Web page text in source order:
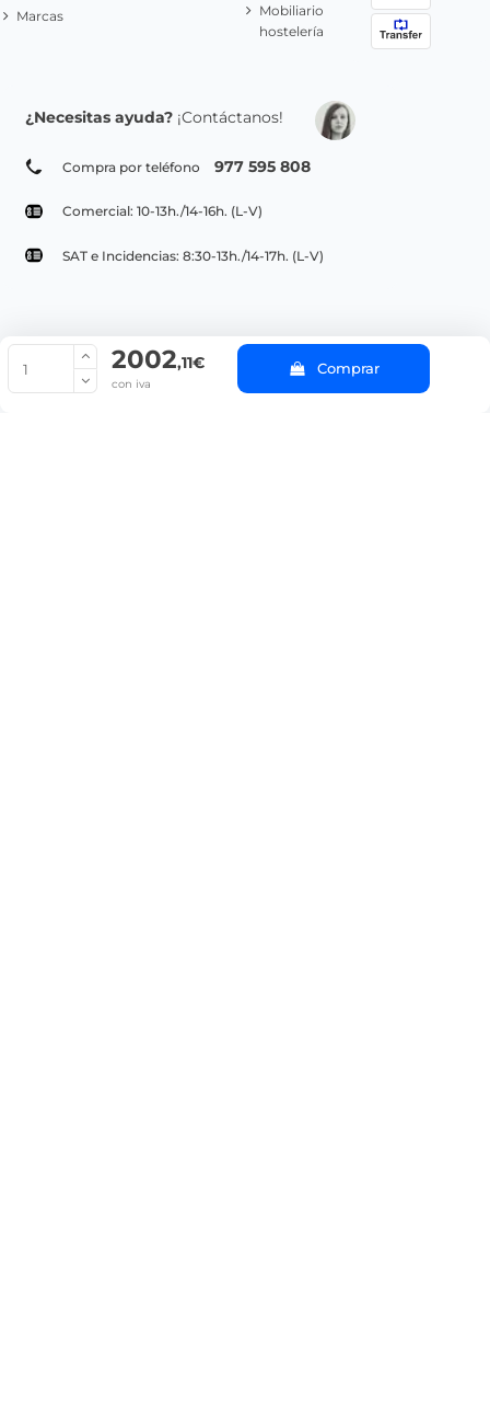
2002,11€
con iva
Comprar
Marcas
Mobiliario
hostelería
¿Necesitas ayuda? ¡Contáctanos!
Compra por teléfono 977 595 808
Comercial: 10-13h./14-16h. (L-V)
SAT e Incidencias: 8:30-13h./14-17h. (L-V)
© Copyright 2022 PepeBar.com | Política de cookies |
Aviso legal y
Condiciones generales de compra |